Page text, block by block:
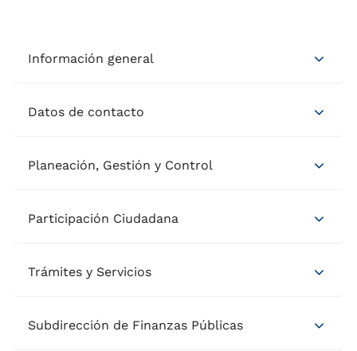
Información general
Datos de contacto
Planeación, Gestión y Control
Participación Ciudadana
Trámites y Servicios
Subdirección de Finanzas Públicas